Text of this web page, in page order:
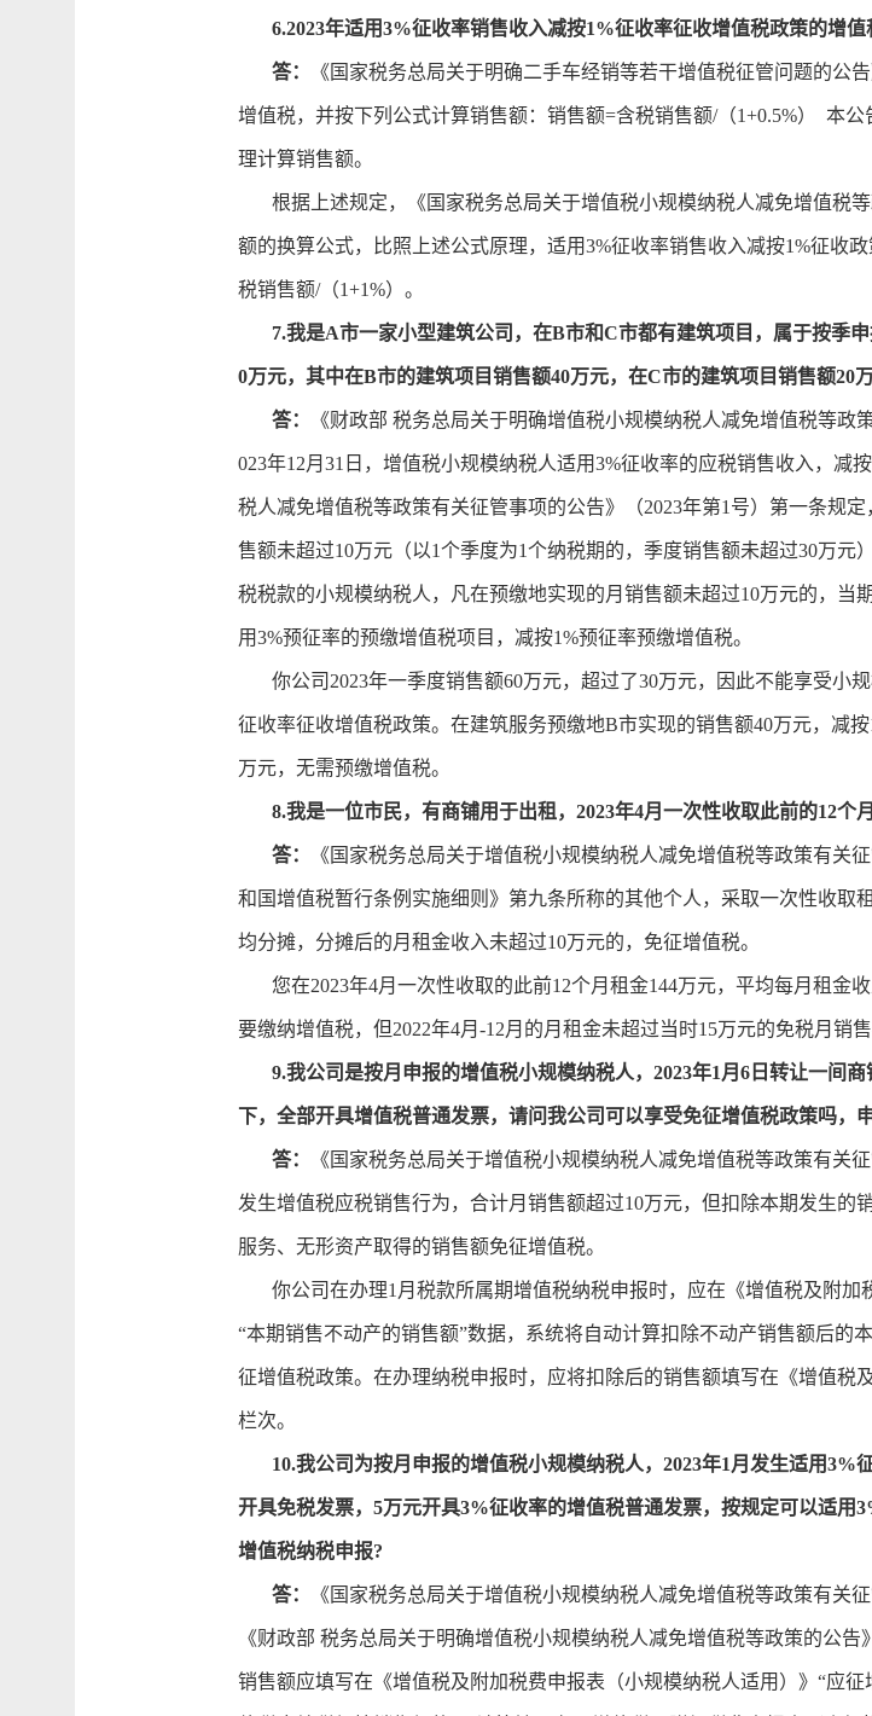
6.2023年适用3%征收率销售收入减按1%征收率征收增值税政策的增
答： 《国家税务总局关于明确二手车经销等若干增值税征管问题的公
增值税，并按下列公式计算销售额：销售额=含税销售额/（1+0.5%） 本
理计算销售额。
根据上述规定，《国家税务总局关于增值税小规模纳税人减免增值税
额的换算公式，比照上述公式原理，适用3%征收率销售收入减按1%征收
税销售额/（1+1%）。
7.我是A市一家小型建筑公司，在B市和C市都有建筑项目，属于按季
0万元，其中在B市的建筑项目销售额40万元，在C市的建筑项目销售额20
答： 《财政部 税务总局关于明确增值税小规模纳税人减免增值税等政
023年12月31日，增值税小规模纳税人适用3%征收率的应税销售收入，减
税人减免增值税等政策有关征管事项的公告》（2023年第1号）第一条规
售额未超过10万元（以1个季度为1个纳税期的，季度销售额未超过30万
税税款的小规模纳税人，凡在预缴地实现的月销售额未超过10万元的，
用3%预征率的预缴增值税项目，减按1%预征率预缴增值税。
你公司2023年一季度销售额60万元，超过了30万元，因此不能享受小
征收率征收增值税政策。在建筑服务预缴地B市实现的销售额40万元，减
万元，无需预缴增值税。
8.我是一位市民，有商铺用于出租，2023年4月一次性收取此前的12个
答： 《国家税务总局关于增值税小规模纳税人减免增值税等政策有关
和国增值税暂行条例实施细则》第九条所称的其他个人，采取一次性收
均分摊，分摊后的月租金收入未超过10万元的，免征增值税。
您在2023年4月一次性收取的此前12个月租金144万元，平均每月租金
要缴纳增值税，但2022年4月-12月的月租金未超过当时15万元的免税月销
9.我公司是按月申报的增值税小规模纳税人，2023年1月6日转让一间
下，全部开具增值税普通发票，请问我公司可以享受免征增值税政策吗，
答： 《国家税务总局关于增值税小规模纳税人减免增值税等政策有关
发生增值税应税销售行为，合计月销售额超过10万元，但扣除本期发生的
服务、无形资产取得的销售额免征增值税。
你公司在办理1月税款所属期增值税纳税申报时，应在《增值税及附加
“本期销售不动产的销售额”数据，系统将自动计算扣除不动产销售额后的
征增值税政策。在办理纳税申报时，应将扣除后的销售额填写在《增值税
栏次。
10.我公司为按月申报的增值税小规模纳税人，2023年1月发生适用
开具免税发票，5万元开具3%征收率的增值税普通发票，按规定可以适
增值税纳税申报?
答： 《国家税务总局关于增值税小规模纳税人减免增值税等政策有关
《财政部 税务总局关于明确增值税小规模纳税人减免增值税等政策的公
销售额应填写在《增值税及附加税费申报表（小规模纳税人适用）》“应